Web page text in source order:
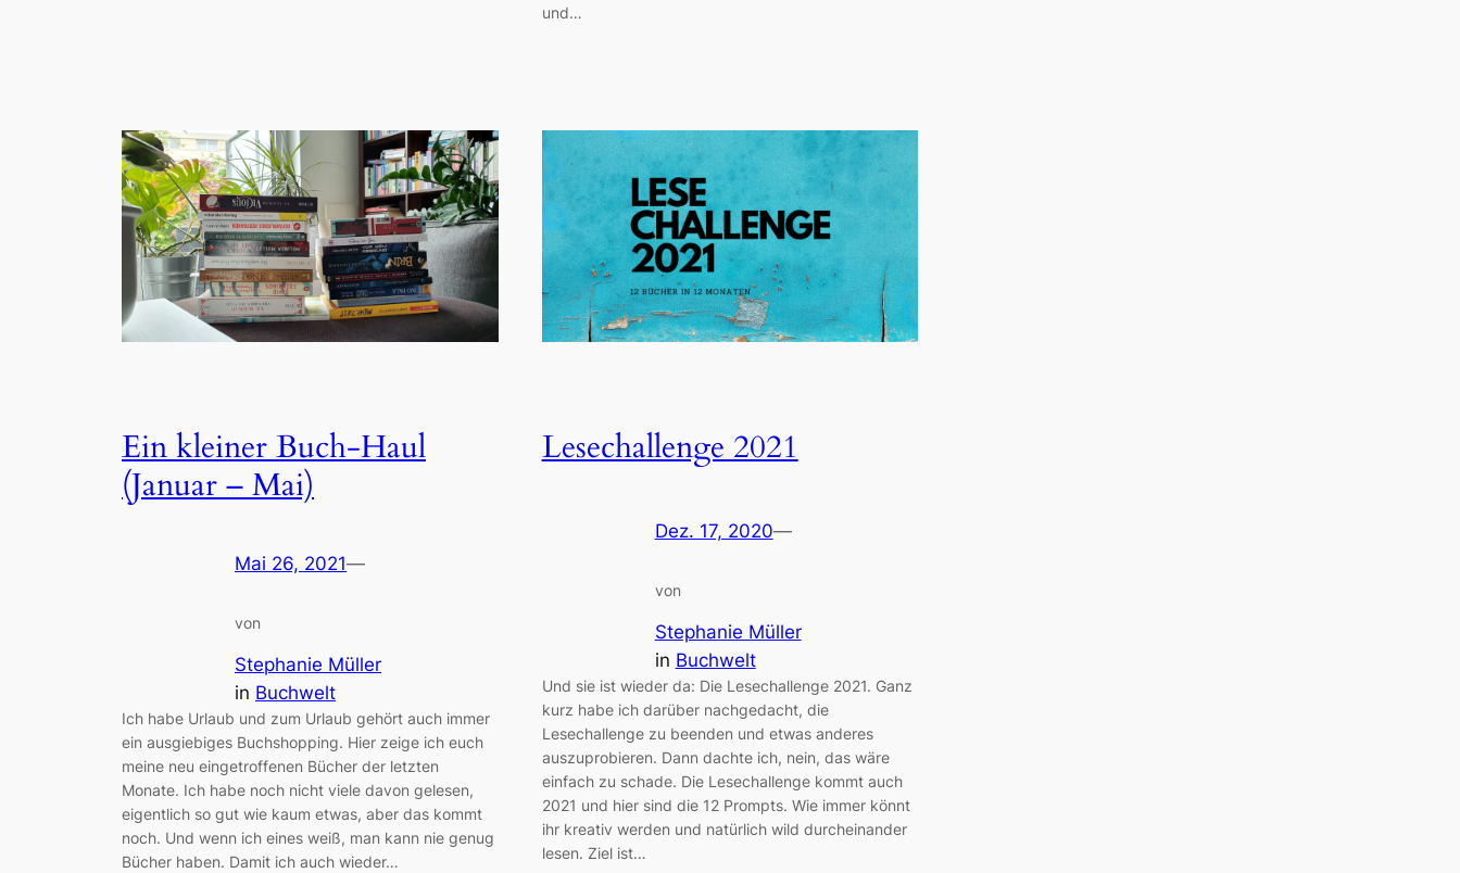
und…
Ein kleiner Buch-Haul
(Januar – Mai)
Mai 26, 2021—
von
Stephanie Müller
in Buchwelt
Ich habe Urlaub und zum Urlaub gehört auch immer
ein ausgiebiges Buchshopping. Hier zeige ich euch
meine neu eingetroffenen Bücher der letzten
Monate. Ich habe noch nicht viele davon gelesen,
eigentlich so gut wie kaum etwas, aber das kommt
noch. Und wenn ich eines weiß, man kann nie genug
Bücher haben. Damit ich auch wieder…
Lesechallenge 2021
Dez. 17, 2020—
von
Stephanie Müller
in Buchwelt
Und sie ist wieder da: Die Lesechallenge 2021. Ganz
kurz habe ich darüber nachgedacht, die
Lesechallenge zu beenden und etwas anderes
auszuprobieren. Dann dachte ich, nein, das wäre
einfach zu schade. Die Lesechallenge kommt auch
2021 und hier sind die 12 Prompts. Wie immer könnt
ihr kreativ werden und natürlich wild durcheinander
lesen. Ziel ist…